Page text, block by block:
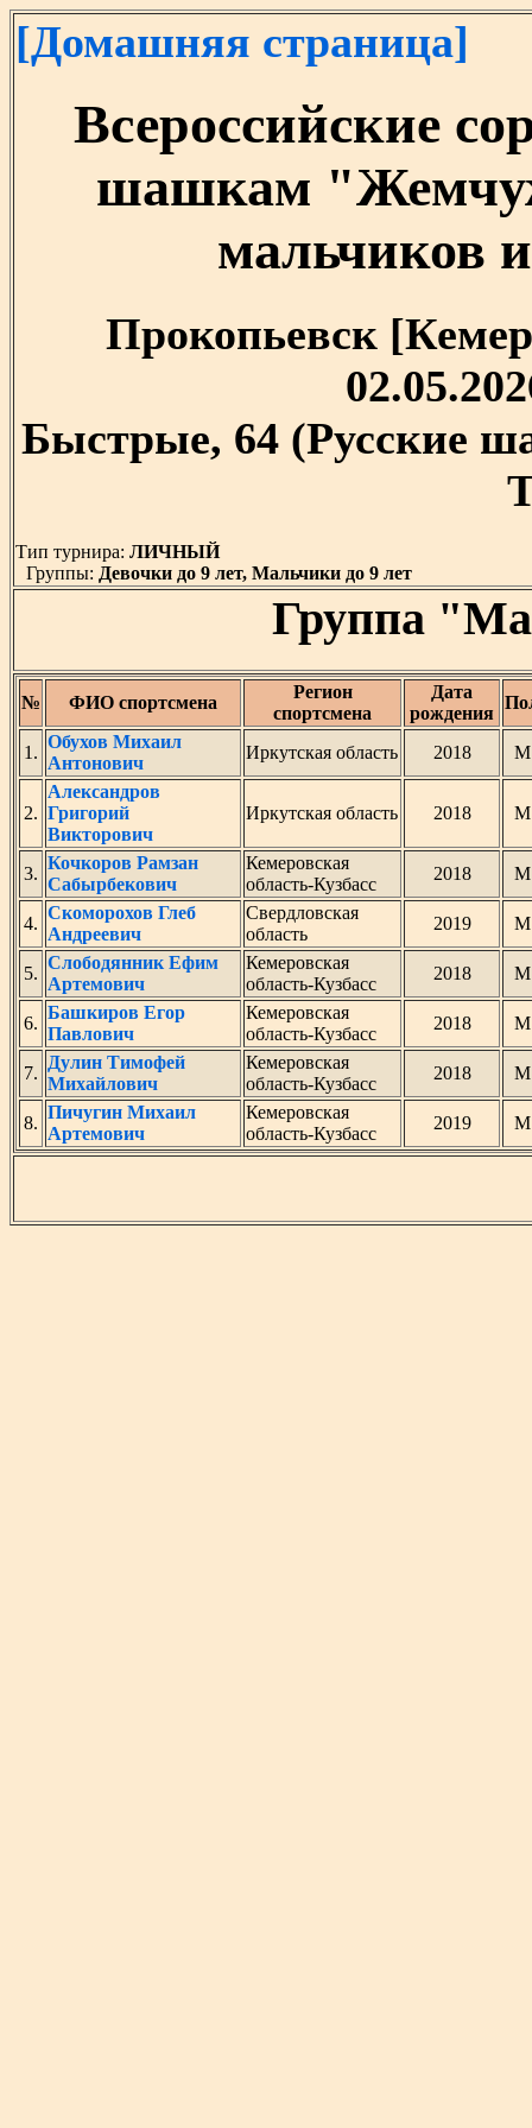
[Домашняя страница]
Всероссийские
шашкам
мальчиков
Прокопьевск
Быстрые, 64 (Русские
Тип турнира: ЛИЧНЫЙ
Группы: Девочки до 9 лет, Мальчики до 9 лет
Группа
№ ФИО спортсмена
Регион
спортсмена
Дата
рождения
1.
Обухов Михаил
Антонович
Иркутская область 2018 М
2.
Александров
Григорий
Викторович
Иркутская область 2018 М
3.
Кочкоров Рамзан
Сабырбекович
Кемеровская
область-Кузбасс
2018 М
4.
Скоморохов Глеб
Андреевич
Свердловская
область
2019 М
5.
Слободянник Ефим
Артемович
Кемеровская
область-Кузбасс
2018 М
6.
Башкиров Егор
Павлович
Кемеровская
область-Кузбасс
2018 М
7.
Дулин Тимофей
Михайлович
Кемеровская
область-Кузбасс
2018 М
8.
Пичугин Михаил
Артемович
Кемеровская
область-Кузбасс
2019 М